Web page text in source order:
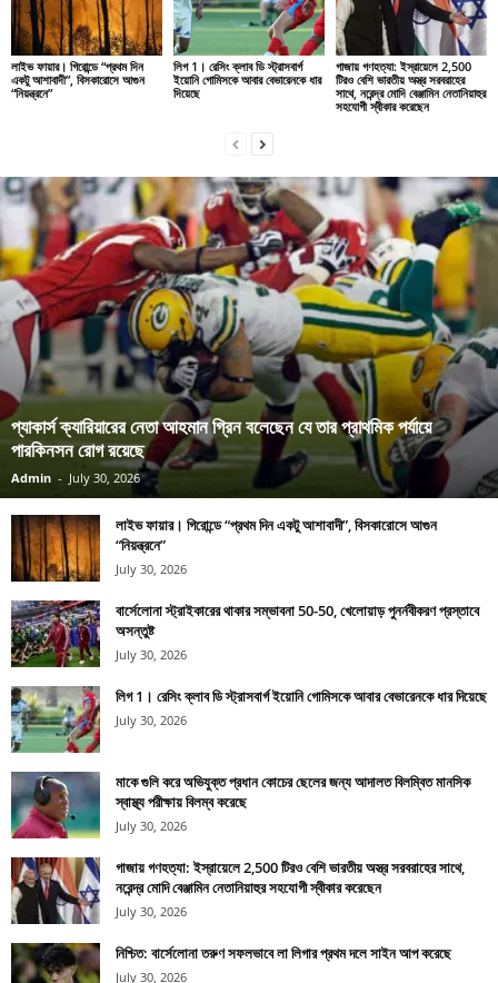
লাইভ ফায়ার। গিরোন্ডে “প্রথম দিন
একটু আশাবাদী”, বিসকারোসে আগুন
“নিয়ন্ত্রনে”
লিগ 1। রেসিং ক্লাব ডি স্ট্রাসবার্গ
ইয়োনি গোমিসকে আবার বেভারেনকে ধার
দিয়েছে
গাজায় গণহত্যা: ইস্রায়েলে 2,500
টিরও বেশি ভারতীয় অস্ত্র সরবরাহের
সাথে, নরেন্দ্র মোদি বেঞ্জামিন নেতানিয়াহুর
সহযোগী স্বীকার করেছেন
প্যাকার্স ক্যারিয়ারের নেতা আহমান গ্রিন বলেছেন যে তার প্রাথমিক পর্যায়ে
পারকিনসন রোগ রয়েছে
Admin - July 30, 2026
লাইভ ফায়ার। গিরোন্ডে “প্রথম দিন একটু আশাবাদী”, বিসকারোসে আগুন
“নিয়ন্ত্রনে”
July 30, 2026
বার্সেলোনা স্ট্রাইকারের থাকার সম্ভাবনা 50-50, খেলোয়াড় পুনর্নবীকরণ প্রস্তাবে
অসন্তুষ্ট
July 30, 2026
লিগ 1। রেসিং ক্লাব ডি স্ট্রাসবার্গ ইয়োনি গোমিসকে আবার বেভারেনকে ধার দিয়েছে
July 30, 2026
মাকে গুলি করে অভিযুক্ত প্রধান কোচের ছেলের জন্য আদালত বিলম্বিত মানসিক
স্বাস্থ্য পরীক্ষায় বিলম্ব করেছে
July 30, 2026
গাজায় গণহত্যা: ইস্রায়েলে 2,500 টিরও বেশি ভারতীয় অস্ত্র সরবরাহের সাথে,
নরেন্দ্র মোদি বেঞ্জামিন নেতানিয়াহুর সহযোগী স্বীকার করেছেন
July 30, 2026
নিশ্চিত: বার্সেলোনা তরুণ সফলভাবে লা লিগার প্রথম দলে সাইন আপ করেছে
July 30, 2026